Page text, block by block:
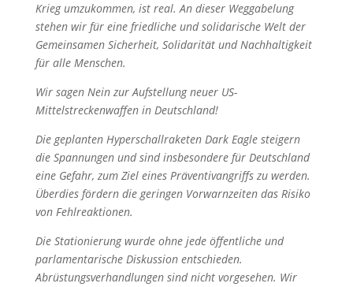
Krieg umzukommen, ist real. An dieser Weggabelung
stehen wir für eine friedliche und solidarische Welt der
Gemeinsamen Sicherheit, Solidarität und Nachhaltigkeit
für alle Menschen.
Wir sagen Nein zur Aufstellung neuer US-
Mittelstreckenwaffen in Deutschland!
Die geplanten Hyperschallraketen Dark Eagle steigern
die Spannungen und sind insbesondere für Deutschland
eine Gefahr, zum Ziel eines Präventivangriffs zu werden.
Überdies fördern die geringen Vorwarnzeiten das Risiko
von Fehlreaktionen.
Die Stationierung wurde ohne jede öffentliche und
parlamentarische Diskussion entschieden.
Abrüstungsverhandlungen sind nicht vorgesehen. Wir